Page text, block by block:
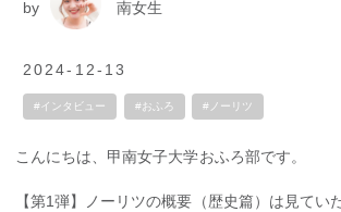
by 南女生
2024-12-13
#インタビュー #おふろ #ノーリツ
こんにちは、甲南女子大学おふろ部です。
【第1弾】ノーリツの概要（歴史篇）は見てい